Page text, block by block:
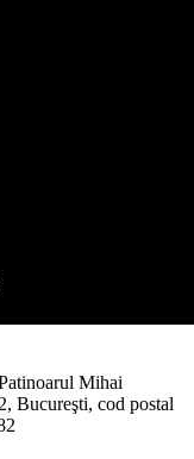
Mihai
Bucureşti, cod postal